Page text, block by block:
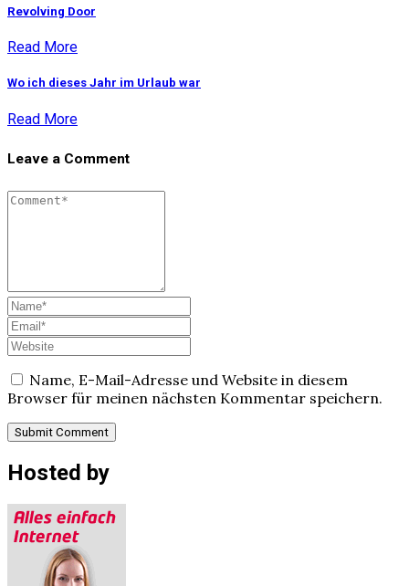
Revolving Door
Read More
Wo ich dieses Jahr im Urlaub war
Read More
Leave a Comment
Name, E-Mail-Adresse und Website in diesem
Browser für meinen nächsten Kommentar speichern.
Hosted by